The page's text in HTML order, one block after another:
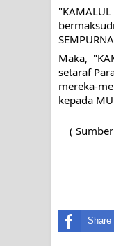
Maka,
setaraf
mereka-
kepada
(
Share